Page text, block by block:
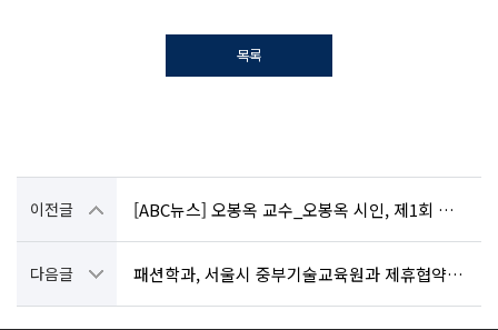
목록
이전글 [ABC뉴스] 오봉옥 교수_오봉옥 시인, 제1회 완도청해문학상 대상 수상
다음글 패션학과, 서울시 중부기술교육원과 제휴협약 체결